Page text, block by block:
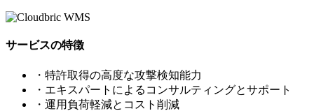
サービスの特徴
・特許取得の高度な攻撃検知能力
・エキスパートによるコンサルティングとサポート
・運用負荷軽減とコスト削減